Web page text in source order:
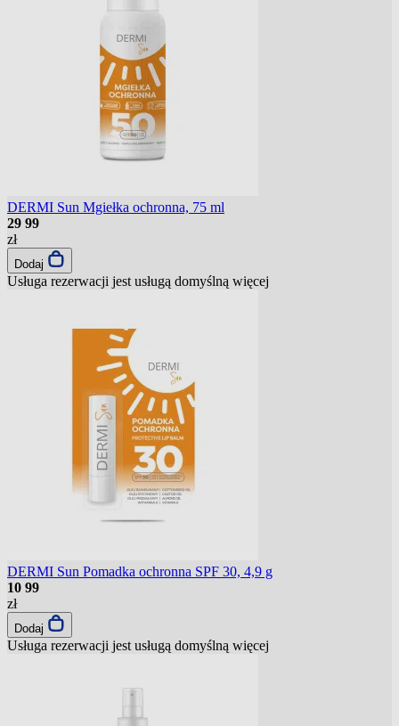
DERMI Sun Mgiełka ochronna, 75 ml
29 99
zł
Dodaj
Usługa rezerwacji jest usługą domyślną więcej
DERMI Sun Pomadka ochronna SPF 30, 4,9 g
10 99
zł
Dodaj
Usługa rezerwacji jest usługą domyślną więcej